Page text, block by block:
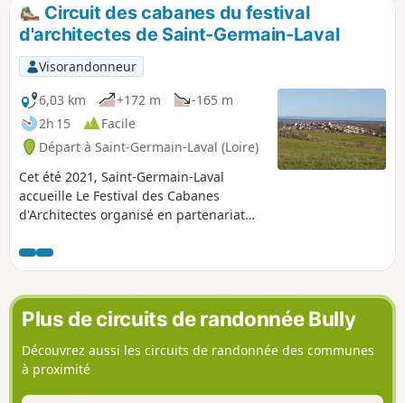
Circuit des cabanes du festival
d'architectes de Saint-Germain-Laval
Visorandonneur
6,03 km
+172 m
-165 m
2h 15
Facile
Départ à Saint-Germain-Laval (Loire)
Cet été 2021, Saint-Germain-Laval
accueille Le Festival des Cabanes
d'Architectes organisé en partenariat
Cabanes et La Soierie, associations
basées à Faverges. Ce circuit vous
permettra de découvrir les 3 cabanes, le
village historique, les bords de l'Aix...
Plus de circuits de randonnée Bully
Découvrez aussi les circuits de randonnée des communes
à proximité